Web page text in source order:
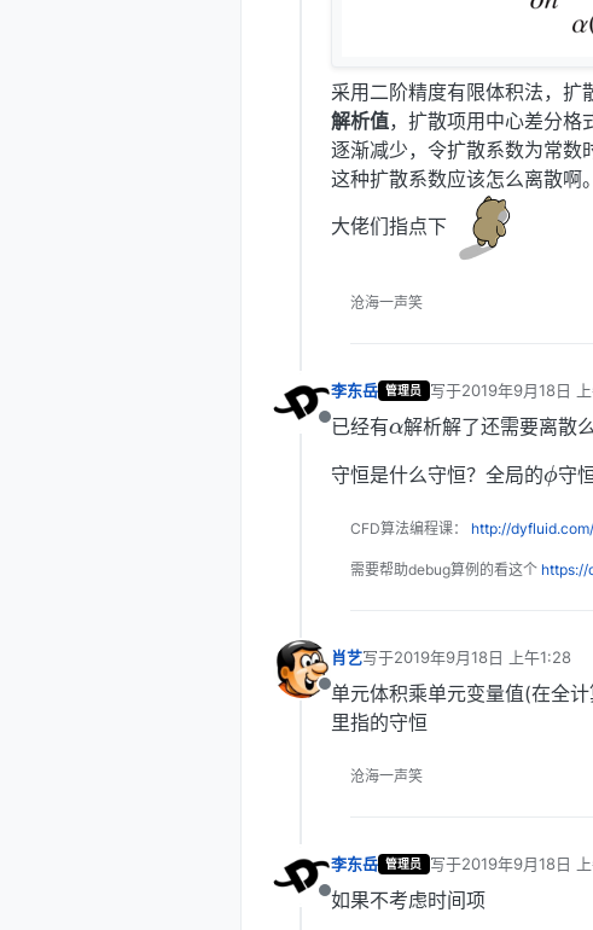
采用二阶精度有限体积法，扩
解析值，扩散项用中心差分格
逐渐减少，令扩散系数为常数
这种扩散系数应该怎么离散啊
大佬们指点下
沧海一声笑
离线
李东岳 管理员 写于2019年9月18日
最后由 编辑
已经有
α
解析解了还需要离散么
守恒是什么守恒？全局的
守
CFD算法编程课： http://
需要帮助debug算例的看这个
离线
肖艺写于2019年9月18日 上午1:28
最后由 编辑
单元体积乘单元变量值(在全
里指的守恒
沧海一声笑
离线
李东岳 管理员 写于2019年9月18日
最后由 编辑
如果不考虑时间项